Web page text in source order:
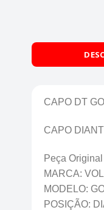
CAPO DT
CAPO
Peça
MARCA:
MODELO:
POSIÇÃO: